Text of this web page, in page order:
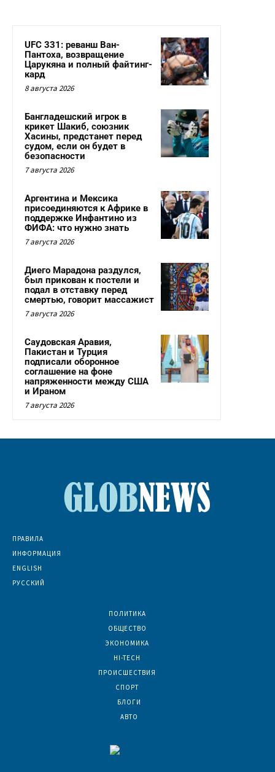
UFC 331: реванш Ван-
Пантоха, возвращение
Царукяна и полный файтинг-
кард
8 августа 2026
Бангладешский игрок в
крикет Шакиб, союзник
Хасины, предстанет перед
судом, если он будет в
безопасности
7 августа 2026
Аргентина и Мексика
присоединяются к Африке в
поддержке Инфантино из
ФИФА: что нужно знать
7 августа 2026
Диего Марадона раздулся,
был прикован к постели и
подал в отставку перед
смертью, говорит массажист
7 августа 2026
Саудовская Аравия,
Пакистан и Турция
подписали оборонное
соглашение на фоне
напряженности между США
и Ираном
7 августа 2026
ПРАВИЛА
ИНФОРМАЦИЯ
ENGLISH
РУССКИЙ
ПОЛИТИКА
ОБЩЕСТВО
ЭКОНОМИКА
HI-TECH
ПРОИСШЕСТВИЯ
СПОРТ
БЛОГИ
АВТО